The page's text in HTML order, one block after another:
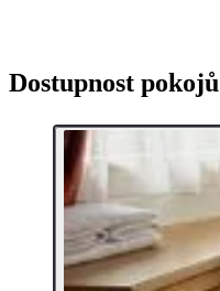
Dostupnost pokojů